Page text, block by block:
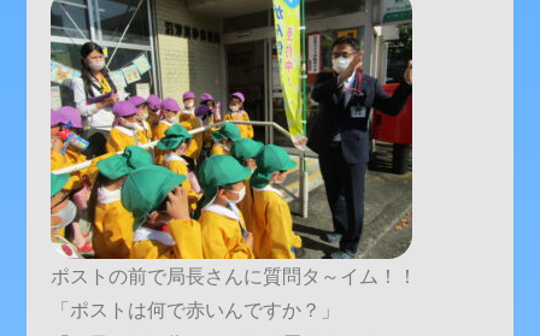
ポストの前で局長さんに質問タ～イム！！
「ポストは何で赤いんですか？」